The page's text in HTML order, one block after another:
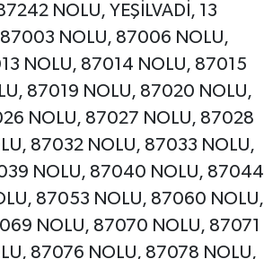
NOLU, YEŞİLVADİ, 13
NOLU, 87006 NOLU,
NOLU, 87014 NOLU, 87015
87019 NOLU, 87020 NOLU,
NOLU, 87027 NOLU, 87028
87032 NOLU, 87033 NOLU,
NOLU, 87040 NOLU, 87044
87053 NOLU, 87060 NOLU,
NOLU, 87070 NOLU, 87071
87076 NOLU, 87078 NOLU,